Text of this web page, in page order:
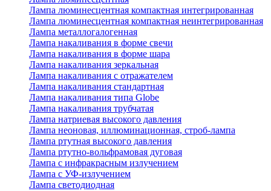
Лампа люминесцентная компактная интегрированная
Лампа люминесцентная компактная неинтегрированная
Лампа металлогалогенная
Лампа накаливания в форме свечи
Лампа накаливания в форме шара
Лампа накаливания зеркальная
Лампа накаливания с отражателем
Лампа накаливания стандартная
Лампа накаливания типа Globe
Лампа накаливания трубчатая
Лампа натриевая высокого давления
Лампа неоновая, иллюминационная, строб-лампа
Лампа ртутная высокого давления
Лампа ртутно-вольфрамовая дуговая
Лампа с инфракрасным излучением
Лампа с УФ-излучением
Лампа светодиодная